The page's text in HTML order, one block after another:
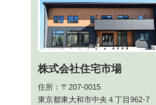
株式会社住宅市場
住所：〒207-0015
東京都東大和市中央４丁目962-7